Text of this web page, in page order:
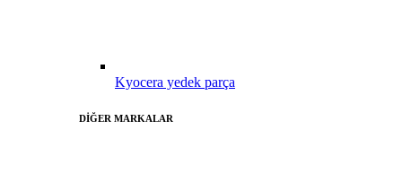
Kyocera yedek parça
DİĞER MARKALAR